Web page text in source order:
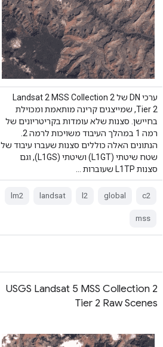
ערכי DN של Landsat 2 MSS Collection 2
Tier 2, שמייצגים קרינה מותאמת ומכוילת
בחיישן. סצנות שלא עומדות בקריטריונים של
הנתונים האלה כוללים סצנות שעברו עיבוד של
שטח שיטתי (L1GT) ושיטתי (L1GS), וגם
סצנות L1TP שעוברות …
c2
global
l2
landsat
lm2
mss
USGS Landsat 5 MSS Collection 2
Tier 2 Raw Scenes